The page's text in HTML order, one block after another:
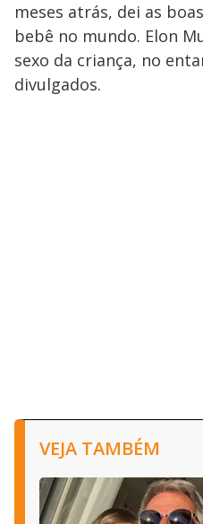
meses atrás, dei as
bebê no mundo. Elon
sexo da criança, no
divulgados.
VEJA TAMBÉM